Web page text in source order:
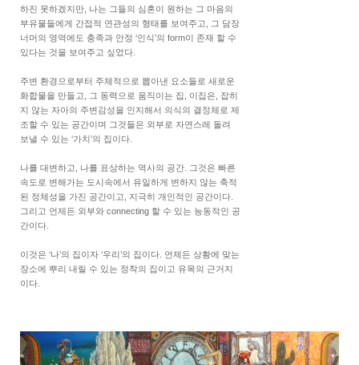
하진 못하겠지만, 나는 그들의 심혼이 원하는 그 마음의
부유물들에게 간접적 연관성의 형태를 보여주고, 그 담장
너머의 영역에도 충족과 안정 ‘인식’의 form이 존재 할 수
있다는 것을 보여주고 싶었다.
주변 환경으로부터 주체적으로 뽑아낸 요소들로 새로운
화합물을 만들고, 그 동력으로 움직이는 집, 이집은, 잡히
지 않는 자아의 주변감성을 인지해서 의식의 결정체로 제
조할 수 있는 공간이며 그것들은 외부로 자연스레 돌려
보낼 수 있는 ‘가치’의 집이다.
나를 대변하고, 나를 표상하는 역사의 공간. 그것은 빠른
속도로 변해가는 도시속에서 유일하게 변하지 않는 축적
된 정체성을 가진 공간이고, 지극히 개인적인 공간이다.
그리고 언제든 외부와 connecting 할 수 있는 능동적인 공
간이다.
이것은 ‘나’의 집이자 ‘우리’의 집이다. 언제든 상황에 맞는
장소에 뿌리 내릴 수 있는 정착의 집이고 유목의 근거지
이다.